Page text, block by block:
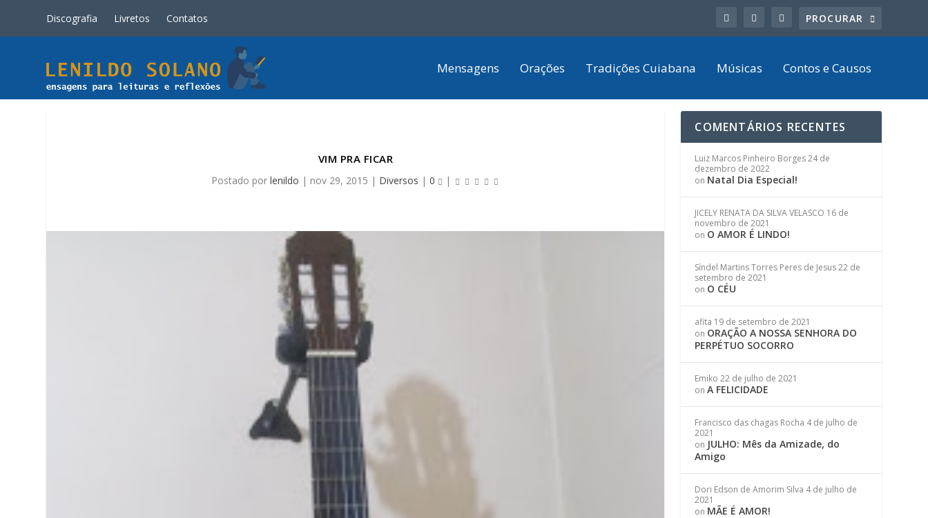
Discografia Livretos Contatos
Mensagens Orações Tradições Cuiabana Músicas Contos e Causos
VIM PRA FICAR
Postado porlenildo | nov 29, 2015 | Diversos |0 |
COMENTÁRIOS RECENTES
Luiz Marcos Pinheiro Borges24 de
dezembro de 2022
on Natal Dia Especial!
JICELY RENATA DA SILVA VELASCO 16 de
novembro de 2021
on O AMOR É LINDO!
Síndel Martins Torres Peres de Jesus22 de
setembro de 2021
on O CÉU
afita 19 de setembro de 2021
on ORAÇÃO A NOSSA SENHORA DO
PERPÉTUO SOCORRO
Emiko 22 de julho de 2021
onA FELICIDADE
Francisco das chagas Rocha 4 de julho de
2021
on JULHO: Mês da Amizade, do
Amigo
Dori Edson de Amorim Silva 4 de julho de
2021
on MÃE É AMOR!